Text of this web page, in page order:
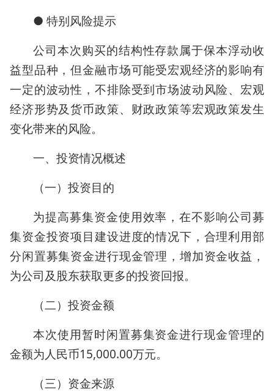
● 特别风险提示
公司本次购买的结构性存款属于保本浮动收
益型品种，但金融市场可能受宏观经济的影响有
一定的波动性，不排除受到市场波动风险、宏观
经济形势及货币政策、财政政策等宏观政策发生
变化带来的风险。
一、投资情况概述
（一）投资目的
为提高募集资金使用效率，在不影响公司募
集资金投资项目建设进度的情况下，合理利用部
分闲置募集资金进行现金管理，增加资金收益，
为公司及股东获取更多的投资回报。
（二）投资金额
本次使用暂时闲置募集资金进行现金管理的
金额为人民币15,000.00万元。
（三）资金来源